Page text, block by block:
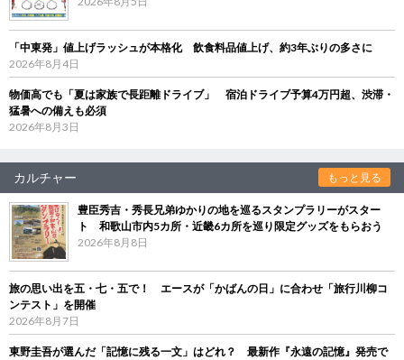
「中東発」値上げラッシュが本格化 飲食料品値上げ、約3年ぶりの多さに
2026年8月4日
物価高でも「夏は家族で長距離ドライブ」 宿泊ドライブ予算4万円超、渋滞・
猛暑への備えも必須
2026年8月3日
カルチャー もっと見る
豊臣秀吉・秀長兄弟ゆかりの地を巡るスタンプラリーがスター
ト 和歌山市内5カ所・近畿6カ所を巡り限定グッズをもらおう
2026年8月8日
旅の思い出を五・七・五で！ エースが「かばんの日」に合わせ「旅行川柳コ
ンテスト」を開催
2026年8月7日
東野圭吾が選んだ「記憶に残る一文」はどれ？ 最新作『永遠の記憶』発売で